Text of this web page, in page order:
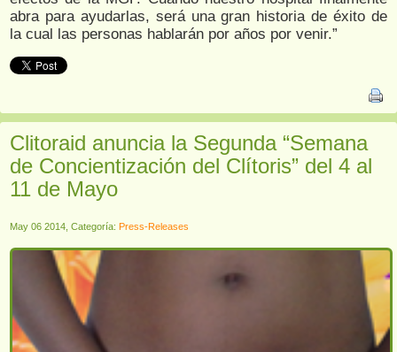
abra para ayudarlas, será una gran historia de éxito de
la cual las personas hablarán por años por venir.”
Clitoraid anuncia la Segunda “Semana
de Concientización del Clítoris” del 4 al
11 de Mayo
May 06 2014, Categoría: Press-Releases